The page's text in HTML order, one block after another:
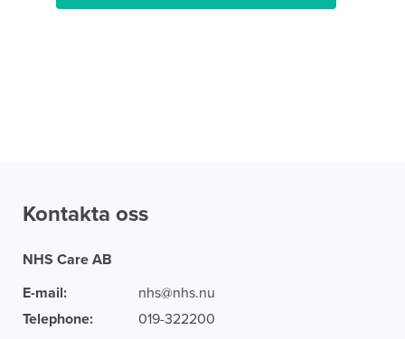
Kontakta oss
NHS Care AB
E-mail:
nhs@nhs.nu
Telephone:
019-322200